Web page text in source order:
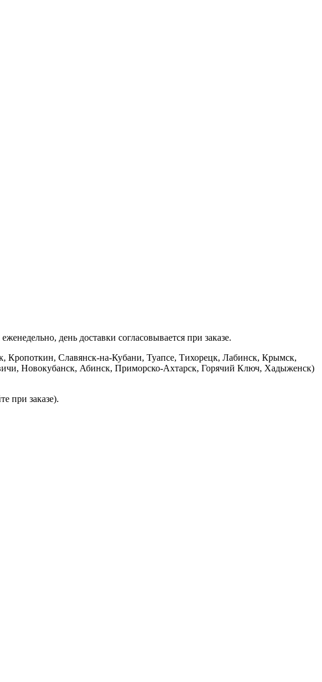
день доставки согласовывается при заказе.
Кропоткин, Славянск-на-Кубани, Туапсе, Тихорецк, Лабинск, Крымск,
Новокубанск, Абинск, Приморско-Ахтарск, Горячий Ключ, Хадыженск)
при заказе).